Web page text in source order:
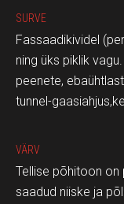
SURVE
Fassaadikividel
ning üks piklik
peenete,
tunnel-
VÄRV
Tellise põhitoon on
saadud niiske ja